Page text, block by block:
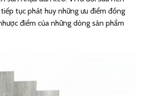
tục phát huy những ưu điểm đồng
điểm của những dòng sản phẩm